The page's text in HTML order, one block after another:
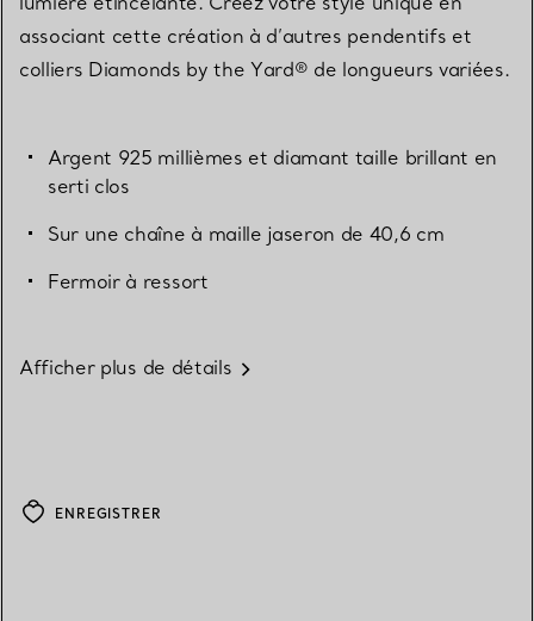
associant cette création à d’autres pendentifs et
colliers Diamonds by the Yard® de longueurs variées.
Argent 925 millièmes et diamant taille brillant en
serti clos
Sur une chaîne à maille jaseron de 40,6 cm
Fermoir à ressort
Afficher plus de détails
ENREGISTRER